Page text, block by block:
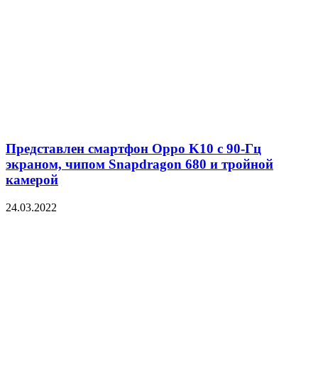
Представлен смартфон Oppo K10 с 90-Гц
экраном, чипом Snapdragon 680 и тройной
камерой
24.03.2022